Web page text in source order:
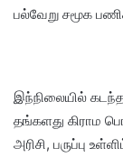
பல்வேறு சமூக
இந்நிலையில்
தங்களது கிராம
அரிசி, பருப்பு